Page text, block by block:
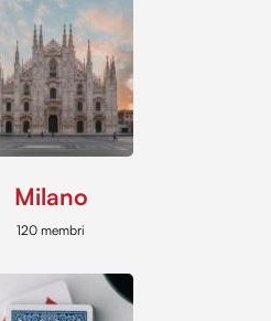
Milano
120 membri